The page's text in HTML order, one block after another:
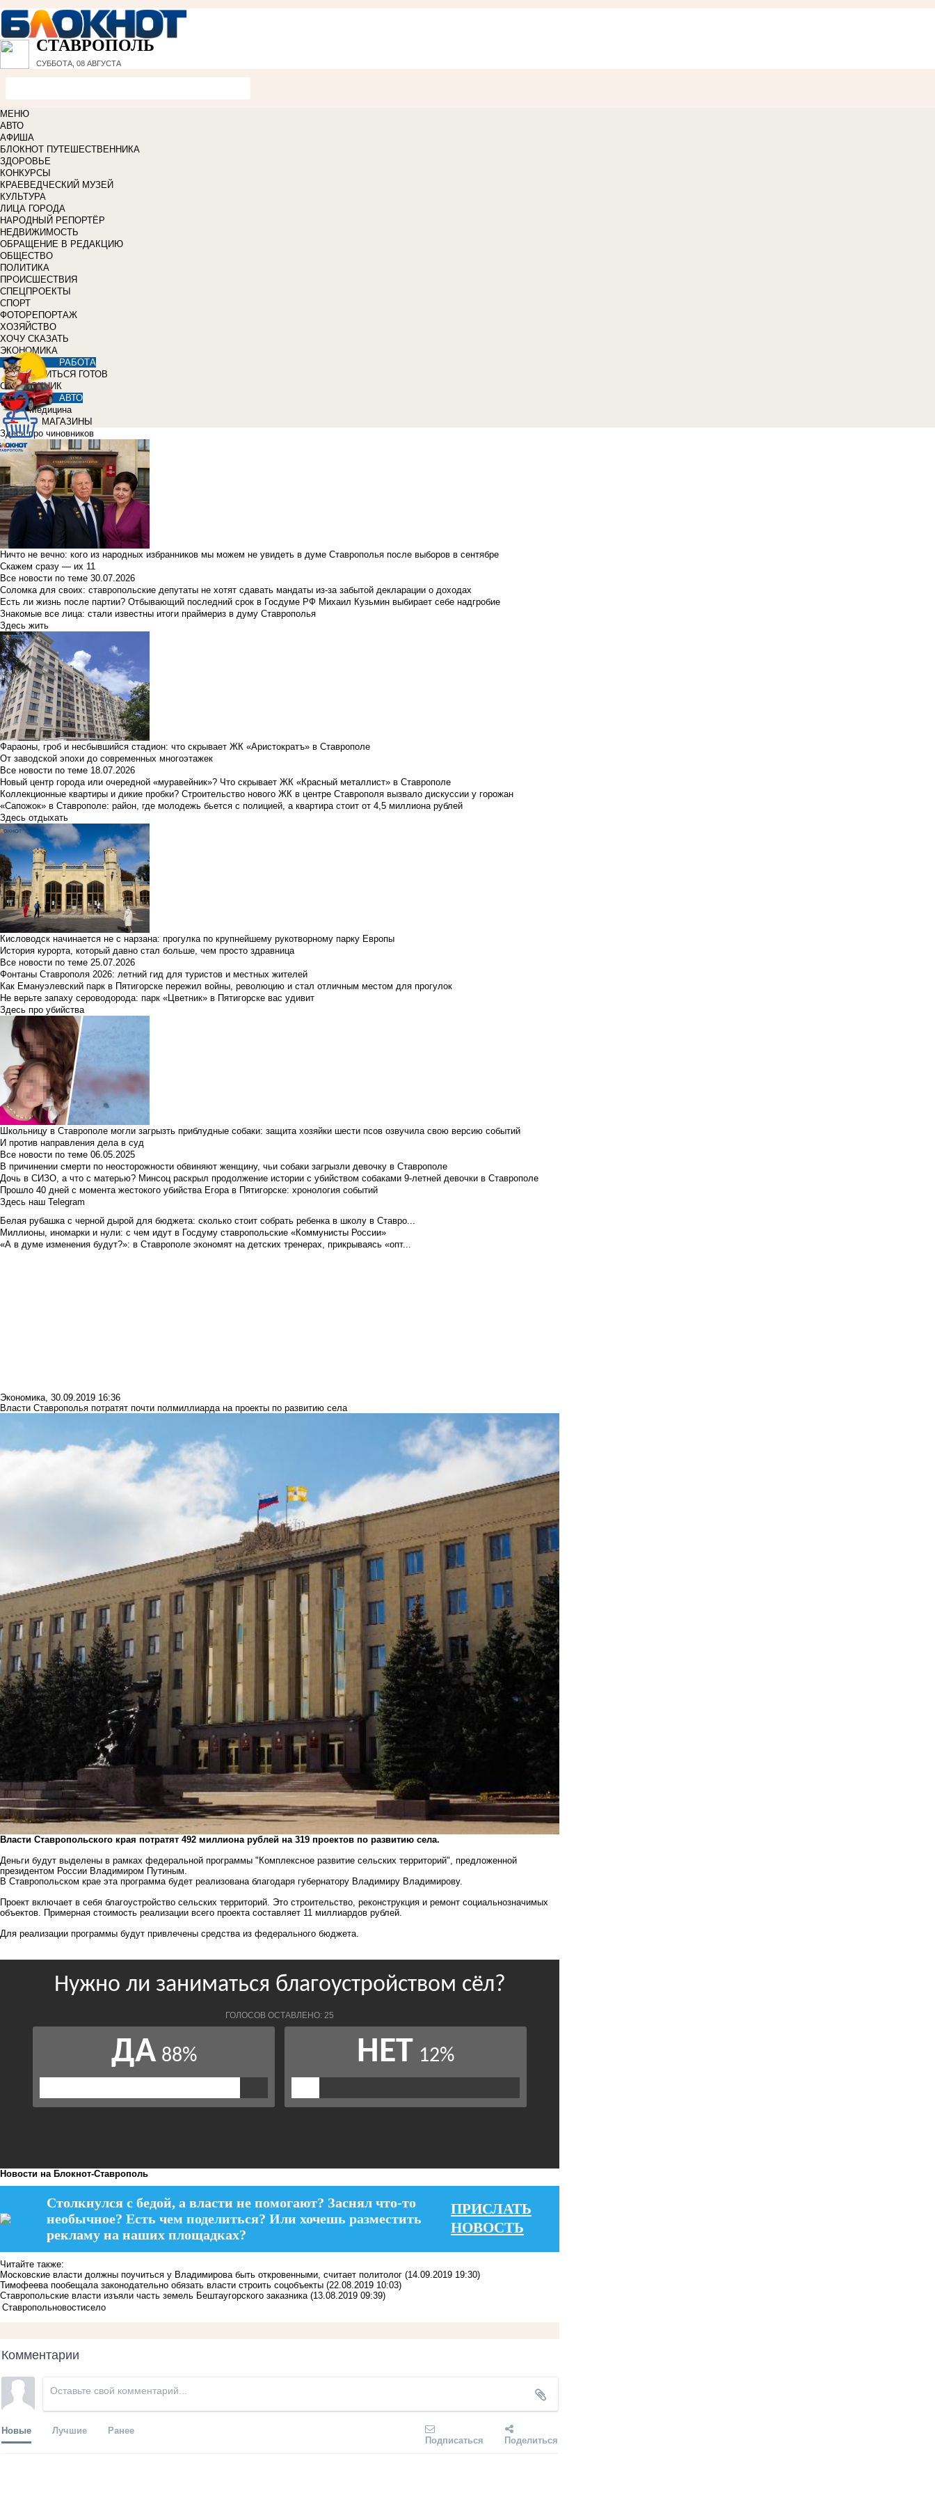
СТАВРОПОЛЬ
СУББОТА, 08 АВГУСТА
МЕНЮ
АВТО
АФИША
БЛОКНОТ ПУТЕШЕСТВЕННИКА
ЗДОРОВЬЕ
КОНКУРСЫ
КРАЕВЕДЧЕСКИЙ МУЗЕЙ
КУЛЬТУРА
ЛИЦА ГОРОДА
НАРОДНЫЙ РЕПОРТЁР
НЕДВИЖИМОСТЬ
ОБРАЩЕНИЕ В РЕДАКЦИЮ
ОБЩЕСТВО
ПОЛИТИКА
ПРОИСШЕСТВИЯ
СПЕЦПРОЕКТЫ
СПОРТ
ФОТОРЕПОРТАЖ
ХОЗЯЙСТВО
ХОЧУ СКАЗАТЬ
ЭКОНОМИКА
РАБОТА
УЧИТЬСЯ ГОТОВ
СПРАВОЧНИК
АВТО
Медицина
МАГАЗИНЫ
Здесь про чиновников
Ничто не вечно: кого из народных избранников мы можем не увидеть в думе Ставрополья после выборов в сентябре
Скажем сразу — их 11
Все новости по теме 30.07.2026
Соломка для своих: ставропольские депутаты не хотят сдавать мандаты из-за забытой декларации о доходах
Есть ли жизнь после партии? Отбывающий последний срок в Госдуме РФ Михаил Кузьмин выбирает себе надгробие
Знакомые все лица: стали известны итоги праймериз в думу Ставрополья
Здесь жить
Фараоны, гроб и несбывшийся стадион: что скрывает ЖК «Аристократъ» в Ставрополе
От заводской эпохи до современных многоэтажек
Все новости по теме 18.07.2026
Новый центр города или очередной «муравейник»? Что скрывает ЖК «Красный металлист» в Ставрополе
Коллекционные квартиры и дикие пробки? Строительство нового ЖК в центре Ставрополя вызвало дискуссии у горожан
«Сапожок» в Ставрополе: район, где молодежь бьется с полицией, а квартира стоит от 4,5 миллиона рублей
Здесь отдыхать
Кисловодск начинается не с нарзана: прогулка по крупнейшему рукотворному парку Европы
История курорта, который давно стал больше, чем просто здравница
Все новости по теме 25.07.2026
Фонтаны Ставрополя 2026: летний гид для туристов и местных жителей
Как Емануэлевский парк в Пятигорске пережил войны, революцию и стал отличным местом для прогулок
Не верьте запаху сероводорода: парк «Цветник» в Пятигорске вас удивит
Здесь про убийства
Школьницу в Ставрополе могли загрызть приблудные собаки: защита хозяйки шести псов озвучила свою версию событий
И против направления дела в суд
Все новости по теме 06.05.2025
В причинении смерти по неосторожности обвиняют женщину, чьи собаки загрызли девочку в Ставрополе
Дочь в СИЗО, а что с матерью? Минсоц раскрыл продолжение истории с убийством собаками 9-летней девочки в Ставрополе
Прошло 40 дней с момента жестокого убийства Егора в Пятигорске: хронология событий
Здесь наш Telegram
Белая рубашка с черной дырой для бюджета: сколько стоит собрать ребенка в школу в Ставро...
Миллионы, иномарки и нули: с чем идут в Госдуму ставропольские «Коммунисты России»
«А в думе изменения будут?»: в Ставрополе экономят на детских тренерах, прикрываясь «опт...
Экономика, 30.09.2019 16:36
Власти Ставрополья потратят почти полмиллиарда на проекты по развитию села
Власти Ставропольского края потратят 492 миллиона рублей на 319 проектов по развитию села.
Деньги будут выделены в рамках федеральной программы "Комплексное развитие сельских территорий", предложенной
президентом России Владимиром Путиным.
В Ставропольском крае эта программа будет реализована благодаря губернатору Владимиру Владимирову.
Проект включает в себя благоустройство сельских территорий. Это строительство, реконструкция и ремонт социальнозначимых
объектов. Примерная стоимость реализации всего проекта составляет 11 миллиардов рублей.
Для реализации программы будут привлечены средства из федерального бюджета.
Новости на Блoкнoт-Ставрополь
Столкнулся с бедой, а власти не помогают? Заснял что-то
необычное? Есть чем поделиться? Или хочешь разместить
рекламу на наших площадках?
ПРИСЛАТЬ
НОВОСТЬ
Читайте также:
Московские власти должны поучиться у Владимирова быть откровенными, считает политолог (14.09.2019 19:30)
Тимофеева пообещала законодательно обязать власти строить соцобъекты (22.08.2019 10:03)
Ставропольские власти изъяли часть земель Бештаугорского заказника (13.08.2019 09:39)
Ставропольновостисело
Комментарии
Новые Лучшие Ранее
Подписаться Поделиться